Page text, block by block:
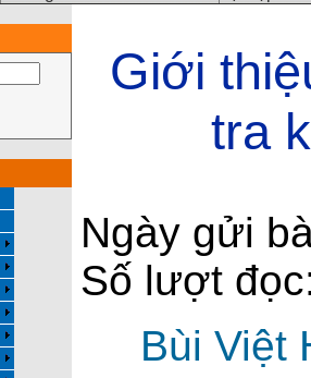
Giới
tra
Ngày gửi
Số lượt
Bùi Việt